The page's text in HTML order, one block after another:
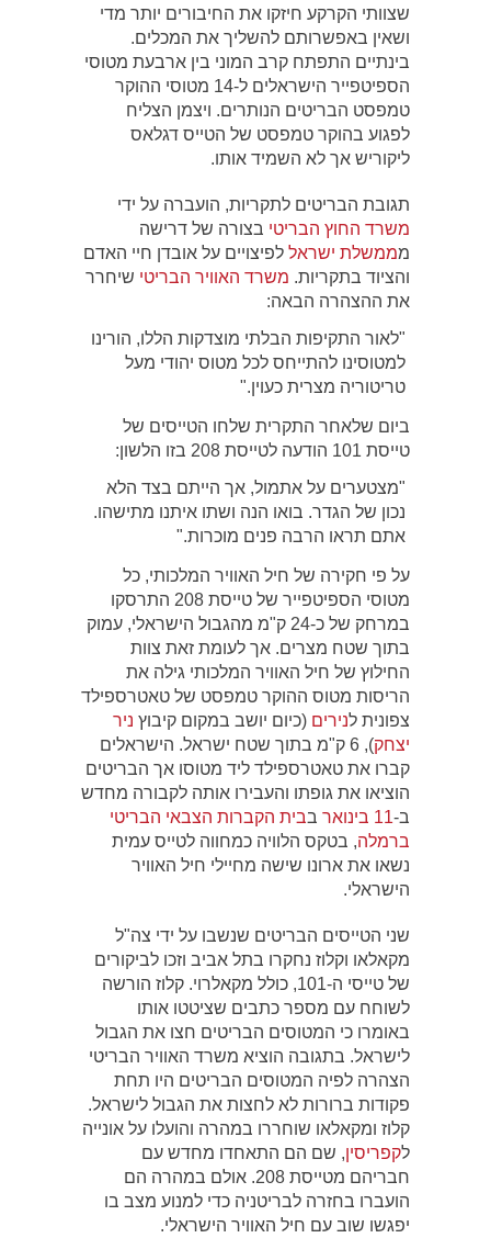
שצוותי הקרקע חיזקו את החיבורים יותר מדי
ושאין באפשרותם להשליך את המכלים.
בינתיים התפתח קרב המוני בין ארבעת מטוסי
הספיטפייר הישראלים ל-14 מטוסי ההוקר
טמפסט הבריטים הנותרים. ויצמן הצליח
לפגוע בהוקר טמפסט של הטייס דגלאס
ליקוריש אך לא השמיד אותו.
תגובת הבריטים לתקריות, הועברה על ידי
משרד החוץ הבריטי בצורה של דרישה
מממשלת ישראל לפיצויים על אובדן חיי האדם
והציוד בתקריות. משרד האוויר הבריטי שיחרר
את ההצהרה הבאה:
"לאור התקיפות הבלתי מוצדקות הללו, הורינו
למטוסינו להתייחס לכל מטוס יהודי מעל
טריטוריה מצרית כעוין."
ביום שלאחר התקרית שלחו הטייסים של
טייסת 101 הודעה לטייסת 208 בזו הלשון:
"מצטערים על אתמול, אך הייתם בצד הלא
נכון של הגדר. בואו הנה ושתו איתנו מתישהו.
אתם תראו הרבה פנים מוכרות."
על פי חקירה של חיל האוויר המלכותי, כל
מטוסי הספיטפייר של טייסת 208 התרסקו
במרחק של כ-24 ק"מ מהגבול הישראלי, עמוק
בתוך שטח מצרים. אך לעומת זאת צוות
החילוץ של חיל האוויר המלכותי גילה את
הריסות מטוס ההוקר טמפסט של טאטרספילד
צפונית לנירים (כיום יושב במקום קיבוץ ניר
יצחק
), 6 ק"מ בתוך שטח ישראל. הישראלים
קברו את טאטרספילד ליד מטוסו אך הבריטים
הוציאו את גופתו והעבירו אותה לקבורה מחדש
ב-11 בינואר בבית הקברות הצבאי הבריטי
ברמלה, בטקס הלוויה כמחווה לטייס עמית
נשאו את ארונו שישה מחיילי חיל האוויר
הישראלי.
שני הטייסים הבריטים שנשבו על ידי צה"ל
מקאלאו וקלוז נחקרו בתל אביב וזכו לביקורים
של טייסי ה-101, כולל מקאלרוי. קלוז הורשה
לשוחח עם מספר כתבים שציטטו אותו
באומרו כי המטוסים הבריטים חצו את הגבול
לישראל. בתגובה הוציא משרד האוויר הבריטי
הצהרה לפיה המטוסים הבריטים היו תחת
פקודות ברורות לא לחצות את הגבול לישראל.
קלוז ומקאלאו שוחררו במהרה והועלו על אונייה
לקפריסין, שם הם התאחדו מחדש עם
חבריהם מטייסת 208. אולם במהרה הם
הועברו בחזרה לבריטניה כדי למנוע מצב בו
יפגשו שוב עם חיל האוויר הישראלי.